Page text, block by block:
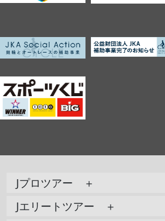
Jプロツアー ＋
Jエリートツアー ＋